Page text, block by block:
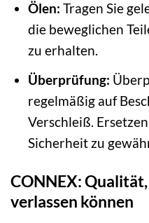
Ölen: Tragen Sie
die beweglichen
zu erhalten.
Überprüfung:
regelmäßig auf
Verschleiß.
Sicherheit zu
CONNEX: Qualität,
verlassen können